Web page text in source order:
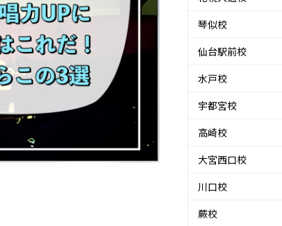
琴似校
仙台駅前校
水戸校
宇都宮校
高崎校
大宮西口校
川口校
蕨校